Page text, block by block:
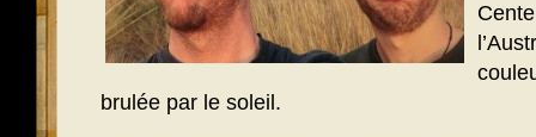
brulée par le soleil.